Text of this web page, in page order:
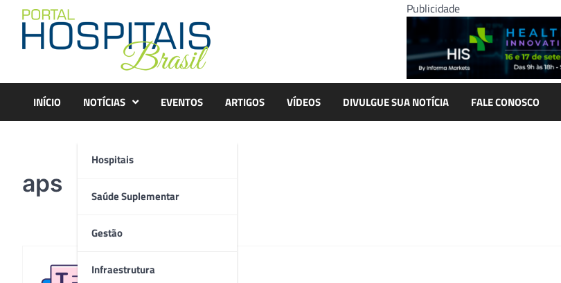
content
Publicidade
INÍCIO NOTÍCIAS
Hospitais
Saúde Suplementar
Gestão
Infraestrutura
EVENTOS ARTIGOS VÍDEOS DIVULGUE SUA NOTÍCIA FALE CONOSCO
aps